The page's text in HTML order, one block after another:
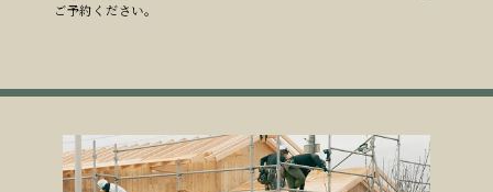
ご予約ください。